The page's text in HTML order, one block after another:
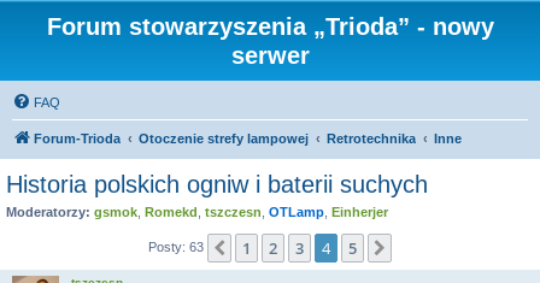
Forum stowarzyszenia „Trioda” - nowy
serwer
FAQ
Forum-Trioda Otoczenie strefy lampowej Retrotechnika Inne
Historia polskich ogniw i baterii suchych
Moderatorzy: gsmok Romekd tszczesn OTLamp Einherjer
Posty: 63 Poprzednia
1 2 3 4 5